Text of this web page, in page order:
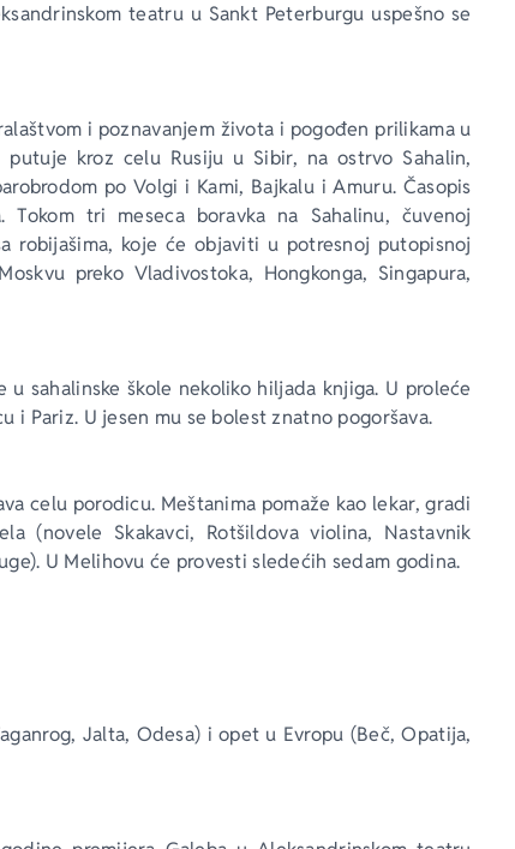
teatru u Sankt Peterburgu uspešno se
i poznavanjem života i pogođen prilikama u
kroz celu Rusiju u Sibir, na ostrvo Sahalin,
po Volgi i Kami, Bajkalu i Amuru. Časopis
Tokom tri meseca boravka na Sahalinu, čuvenoj
robijašima, koje će objaviti u potresnoj putopisnoj
preko Vladivostoka, Hongkonga, Singapura,
sahalinske škole nekoliko hiljada knjiga. U proleće
i Pariz. U jesen mu se bolest znatno pogoršava.
celu porodicu. Meštanima pomaže kao lekar, gradi
(novele Skakavci, Rotšildova violina, Nastavnik
U Melihovu će provesti sledećih sedam godina.
Jalta, Odesa) i opet u Evropu (Beč, Opatija,